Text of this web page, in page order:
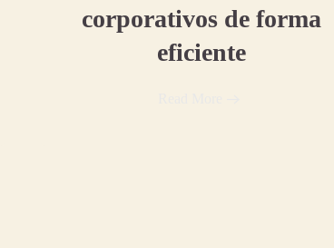
corporativos de forma
eficiente